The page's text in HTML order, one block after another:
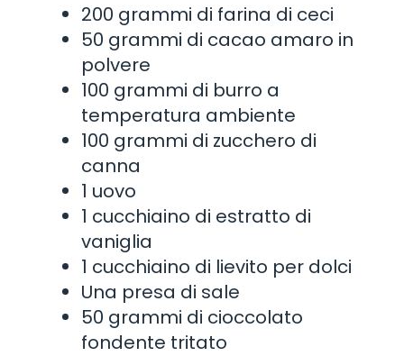
200 grammi di farina di ceci
50 grammi di cacao amaro in
polvere
100 grammi di burro a
temperatura ambiente
100 grammi di zucchero di
canna
1 uovo
1 cucchiaino di estratto di
vaniglia
1 cucchiaino di lievito per dolci
Una presa di sale
50 grammi di cioccolato
fondente tritato